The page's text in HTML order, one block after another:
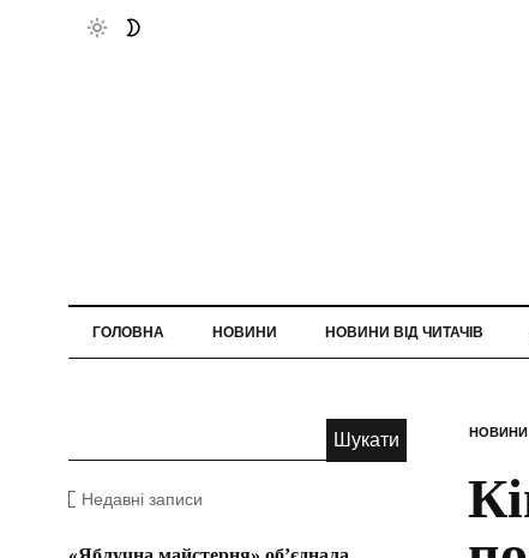
ГОЛОВНА НОВИНИ НОВИНИ ВІД ЧИТАЧІВ
НОВИНИ
Недавні записи